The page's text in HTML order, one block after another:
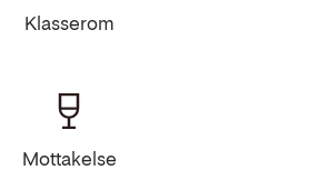
Klasserom
Mottakelse